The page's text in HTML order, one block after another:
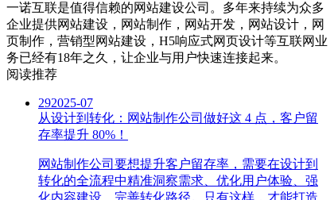
一诺互联是值得信赖的网站建设公司。多年来持续为众多
企业提供网站建设，网站制作，网站开发，网站设计，网
页制作，营销型网站建设，H5响应式网页设计等互联网业
务已经有18年之久，让企业与用户快速连接起来。
阅读推荐
292025-07
从设计到转化：网站制作公司做好这 4 点，客户留
存率提升 80%！
网站制作公司要想提升客户留存率，需要在设计到
转化的全流程中精准洞察需求、优化用户体验、强